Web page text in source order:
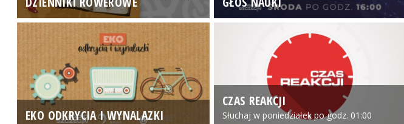
EKO ODKRYCIA I WYNALAZKI
CZAS REAKCJI
Słuchaj w poniedziałek po godz. 01:00